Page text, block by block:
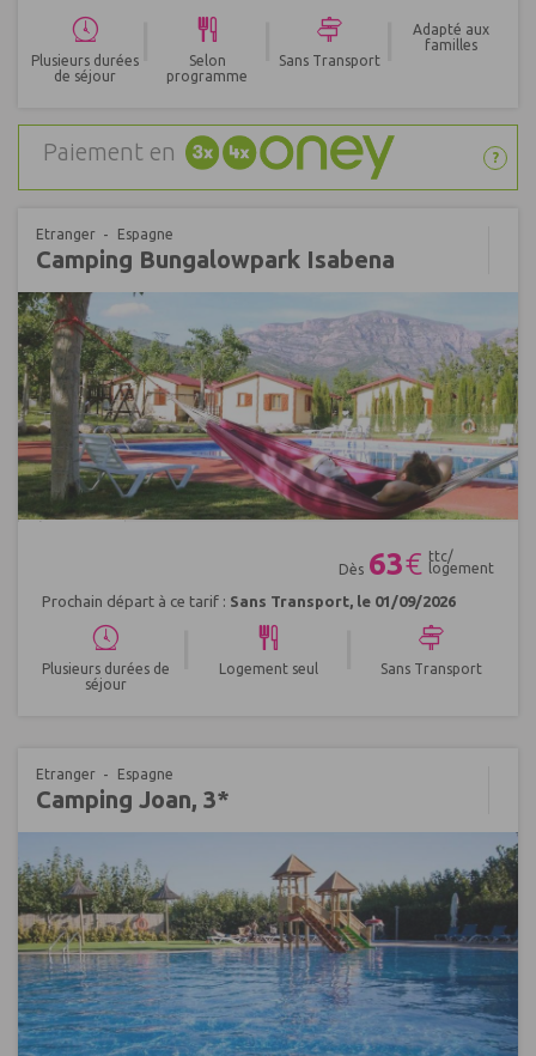
Plusieurs durées
de séjour
Selon
programme
Sans Transport
Adapté aux
familles
Paiement en ?
Etranger Espagne
Camping Bungalowpark Isabena
Dès 63€ ttc/
logement
Prochain départ à ce tarif : Sans Transport, le 01/09/2026
Plusieurs durées de
séjour
Logement seul Sans Transport
Etranger Espagne
Camping Joan, 3*